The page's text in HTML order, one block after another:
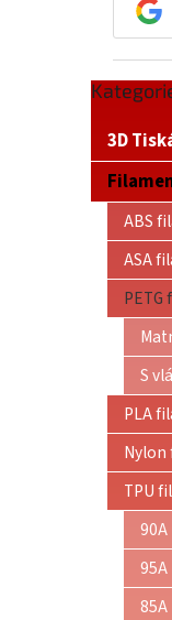
Přeskočit
3D
ABS
ASA
S
PLA
TPU
90A
95A
85A